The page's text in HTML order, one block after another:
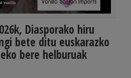
Diasporako hiru
bete ditu euskarazko
bere helburuak